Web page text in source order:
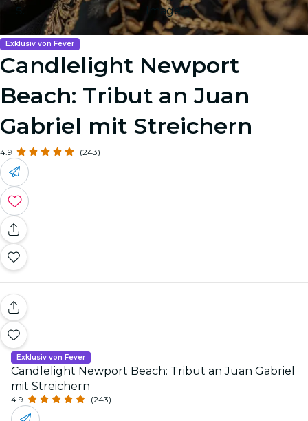
Image 5
Exklusiv von Fever
Candlelight Newport
Beach: Tribut an Juan
Gabriel mit Streichern
4.9 (243)
Exklusiv von Fever
Candlelight Newport Beach: Tribut an Juan Gabriel
mit Streichern
4.9 (243)